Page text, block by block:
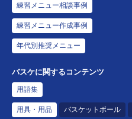
練習メニュー相談事例
練習メニュー作成事例
年代別推奨メニュー
バスケに関するコンテンツ
用語集
用具・用品 バスケットボール